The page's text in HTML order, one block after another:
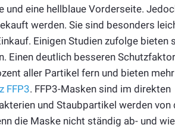
und eine hellblaue Vorderseite.
werden. Sie sind besonders
Einigen Studien zufolge bieten
Einen deutlich besseren Schutzfaktor
aller Partikel fern und bieten mehr
FFP3. FFP3-Masken sind im direkten
und Staubpartikel werden von
die Maske nicht ständig ab- und